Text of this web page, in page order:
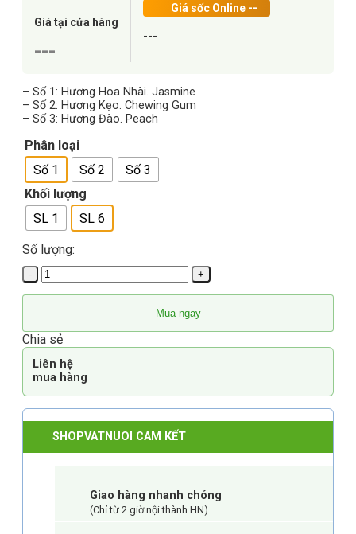
Giá tại cửa hàng
---
Giá sốc Online --
---
– Số 1: Hương Hoa Nhài. Jasmine
– Số 2: Hương Kẹo. Chewing Gum
– Số 3: Hương Đào. Peach
Phân loại
Số 1
Số 2
Số 3
Khối lượng
SL 1
SL 6
Số lượng:
Cát
Đậu
Nành
Natural
Tofu
Cat
Litter
CatsMe
Premium
7L
Mua ngay
Chia sẻ
Liên hệ
mua hàng
SHOPVATNUOI CAM KẾT
Giao hàng nhanh chóng
(Chỉ từ 2 giờ nội thành HN)